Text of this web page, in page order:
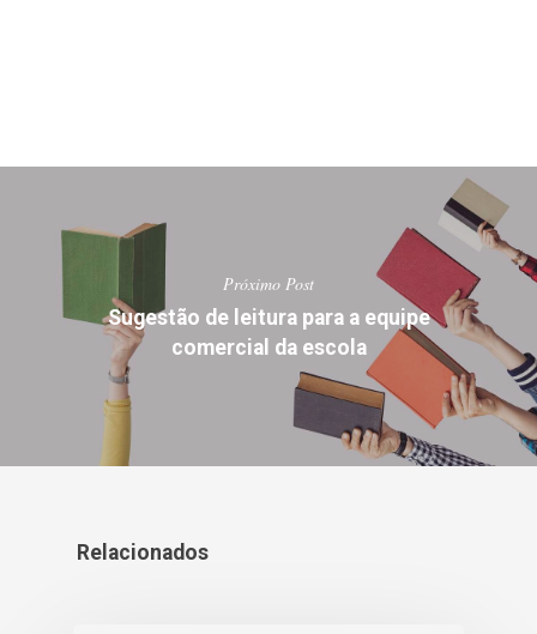
Próximo Post
Sugestão de leitura para a equipe
comercial da escola
Relacionados